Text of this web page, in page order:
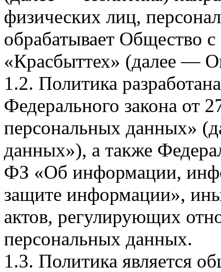
физических лиц,
обрабатывает Общество
«Красбыттех» (далее —
1.2. Политика
Федерального закона
персональных данных»
данных»), а также
ФЗ «Об информации,
защите информации»,
актов, регулирующих
персональных данных.
1.3. Политика является